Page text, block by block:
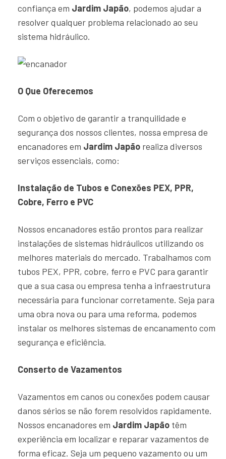
confiança em Jardim Japão, podemos ajudar a
resolver qualquer problema relacionado ao seu
sistema hidráulico.
O Que Oferecemos
Com o objetivo de garantir a tranquilidade e
segurança dos nossos clientes, nossa empresa de
encanadores em Jardim Japão realiza diversos
serviços essenciais, como:
Instalação de Tubos e Conexões PEX, PPR,
Cobre, Ferro e PVC
Nossos encanadores estão prontos para realizar
instalações de sistemas hidráulicos utilizando os
melhores materiais do mercado. Trabalhamos com
tubos PEX, PPR, cobre, ferro e PVC para garantir
que a sua casa ou empresa tenha a infraestrutura
necessária para funcionar corretamente. Seja para
uma obra nova ou para uma reforma, podemos
instalar os melhores sistemas de encanamento com
segurança e eficiência.
Conserto de Vazamentos
Vazamentos em canos ou conexões podem causar
danos sérios se não forem resolvidos rapidamente.
Nossos encanadores em Jardim Japão têm
experiência em localizar e reparar vazamentos de
forma eficaz. Seja um pequeno vazamento ou um